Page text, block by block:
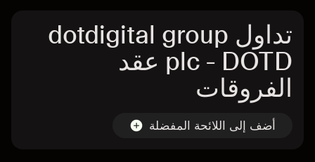
تداول dotdigital group
plc - DOTD عقد
الفروقات
أضف إلى اللائحة المفضلة